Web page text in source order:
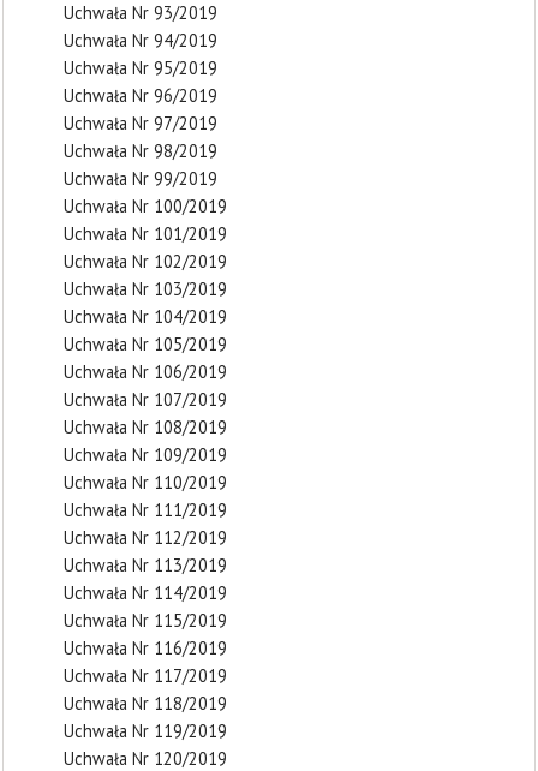
Uchwała Nr 93/2019
Uchwała Nr 94/2019
Uchwała Nr 95/2019
Uchwała Nr 96/2019
Uchwała Nr 97/2019
Uchwała Nr 98/2019
Uchwała Nr 99/2019
Uchwała Nr 100/2019
Uchwała Nr 101/2019
Uchwała Nr 102/2019
Uchwała Nr 103/2019
Uchwała Nr 104/2019
Uchwała Nr 105/2019
Uchwała Nr 106/2019
Uchwała Nr 107/2019
Uchwała Nr 108/2019
Uchwała Nr 109/2019
Uchwała Nr 110/2019
Uchwała Nr 111/2019
Uchwała Nr 112/2019
Uchwała Nr 113/2019
Uchwała Nr 114/2019
Uchwała Nr 115/2019
Uchwała Nr 116/2019
Uchwała Nr 117/2019
Uchwała Nr 118/2019
Uchwała Nr 119/2019
Uchwała Nr 120/2019